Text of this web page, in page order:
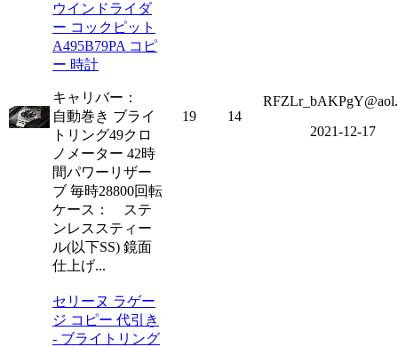
ウインドライダ
ー コックピット
A495B79PA コピ
ー 時計
キャリバー：
自動巻き ブライ
トリング49クロ
ノメーター 42時
間パワーリザー
ブ 毎時28800回転
ケース： ステ
ンレススティー
ル(以下SS) 鏡面
仕上げ...
19 14
2021-12-17
セリーヌ ラゲー
ジ コピー 代引き
- ブライトリング